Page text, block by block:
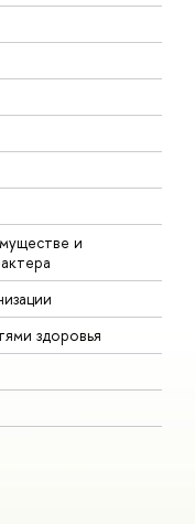
и
здоровья